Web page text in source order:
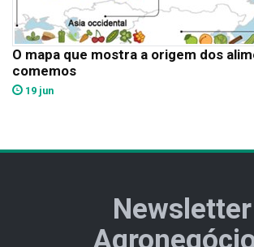
O mapa que mostra a origem dos
comemos
19 jun
Newsletter